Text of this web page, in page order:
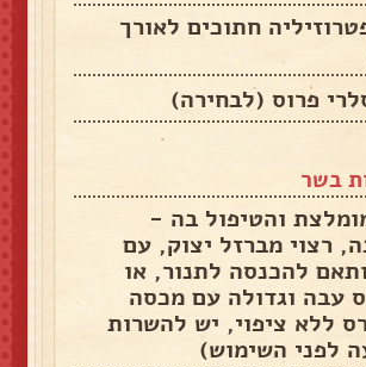
חתוכים לאורך
בשר
והטיפול בה -
רצוי מברזל יצוק, עם
להכנסה לתנור, או
עבה וגדולה עם מכסה
ללא ציפוי, יש להשרות
לפני השימוש)